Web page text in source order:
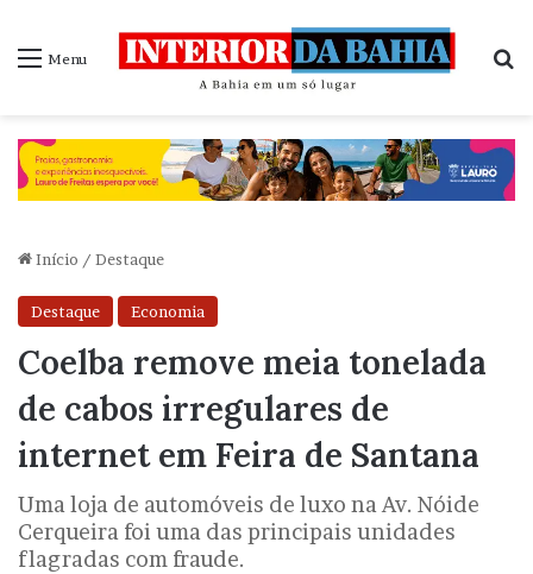
Menu
Início / Destaque
Destaque Economia
Coelba remove meia tonelada
de cabos irregulares de
internet em Feira de Santana
Uma loja de automóveis de luxo na Av. Nóide
Cerqueira foi uma das principais unidades
flagradas com fraude.